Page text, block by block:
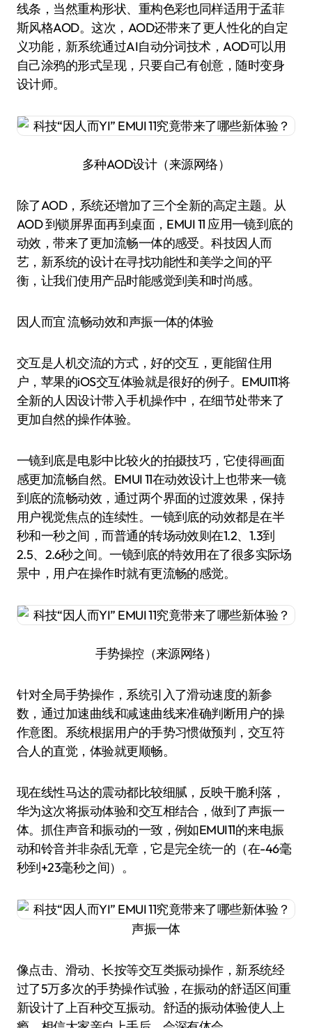
线条，当然重构形状、重构色彩也同样适用于孟菲
斯风格AOD。这次，AOD还带来了更人性化的自定
义功能，新系统通过AI自动分词技术，AOD可以用
自己涂鸦的形式呈现，只要自己有创意，随时变身
设计师。
多种AOD设计（来源网络）
除了AOD，系统还增加了三个全新的高定主题。从
AOD 到锁屏界面再到桌面，EMUI 11 应用一镜到底的
动效，带来了更加流畅一体的感受。科技因人而
艺，新系统的设计在寻找功能性和美学之间的平
衡，让我们使用产品时能感觉到美和时尚感。
因人而宜 流畅动效和声振一体的体验
交互是人机交流的方式，好的交互，更能留住用
户，苹果的iOS交互体验就是很好的例子。EMUI11将
全新的人因设计带入手机操作中，在细节处带来了
更加自然的操作体验。
一镜到底是电影中比较火的拍摄技巧，它使得画面
感更加流畅自然。EMUI 11在动效设计上也带来一镜
到底的流畅动效，通过两个界面的过渡效果，保持
用户视觉焦点的连续性。一镜到底的动效都是在半
秒和一秒之间，而普通的转场动效则在1.2、1.3到
2.5、2.6秒之间。一镜到底的特效用在了很多实际场
景中，用户在操作时就有更流畅的感觉。
手势操控（来源网络）
针对全局手势操作，系统引入了滑动速度的新参
数，通过加速曲线和减速曲线来准确判断用户的操
作意图。系统根据用户的手势习惯做预判，交互符
合人的直觉，体验就更顺畅。
现在线性马达的震动都比较细腻，反映干脆利落，
华为这次将振动体验和交互相结合，做到了声振一
体。抓住声音和振动的一致，例如EMUI11的来电振
动和铃音并非杂乱无章，它是完全统一的（在-46毫
秒到+23毫秒之间）。
声振一体
像点击、滑动、长按等交互类振动操作，新系统经
过了5万多次的手势操作试验，在振动的舒适区间重
新设计了上百种交互振动。舒适的振动体验使人上